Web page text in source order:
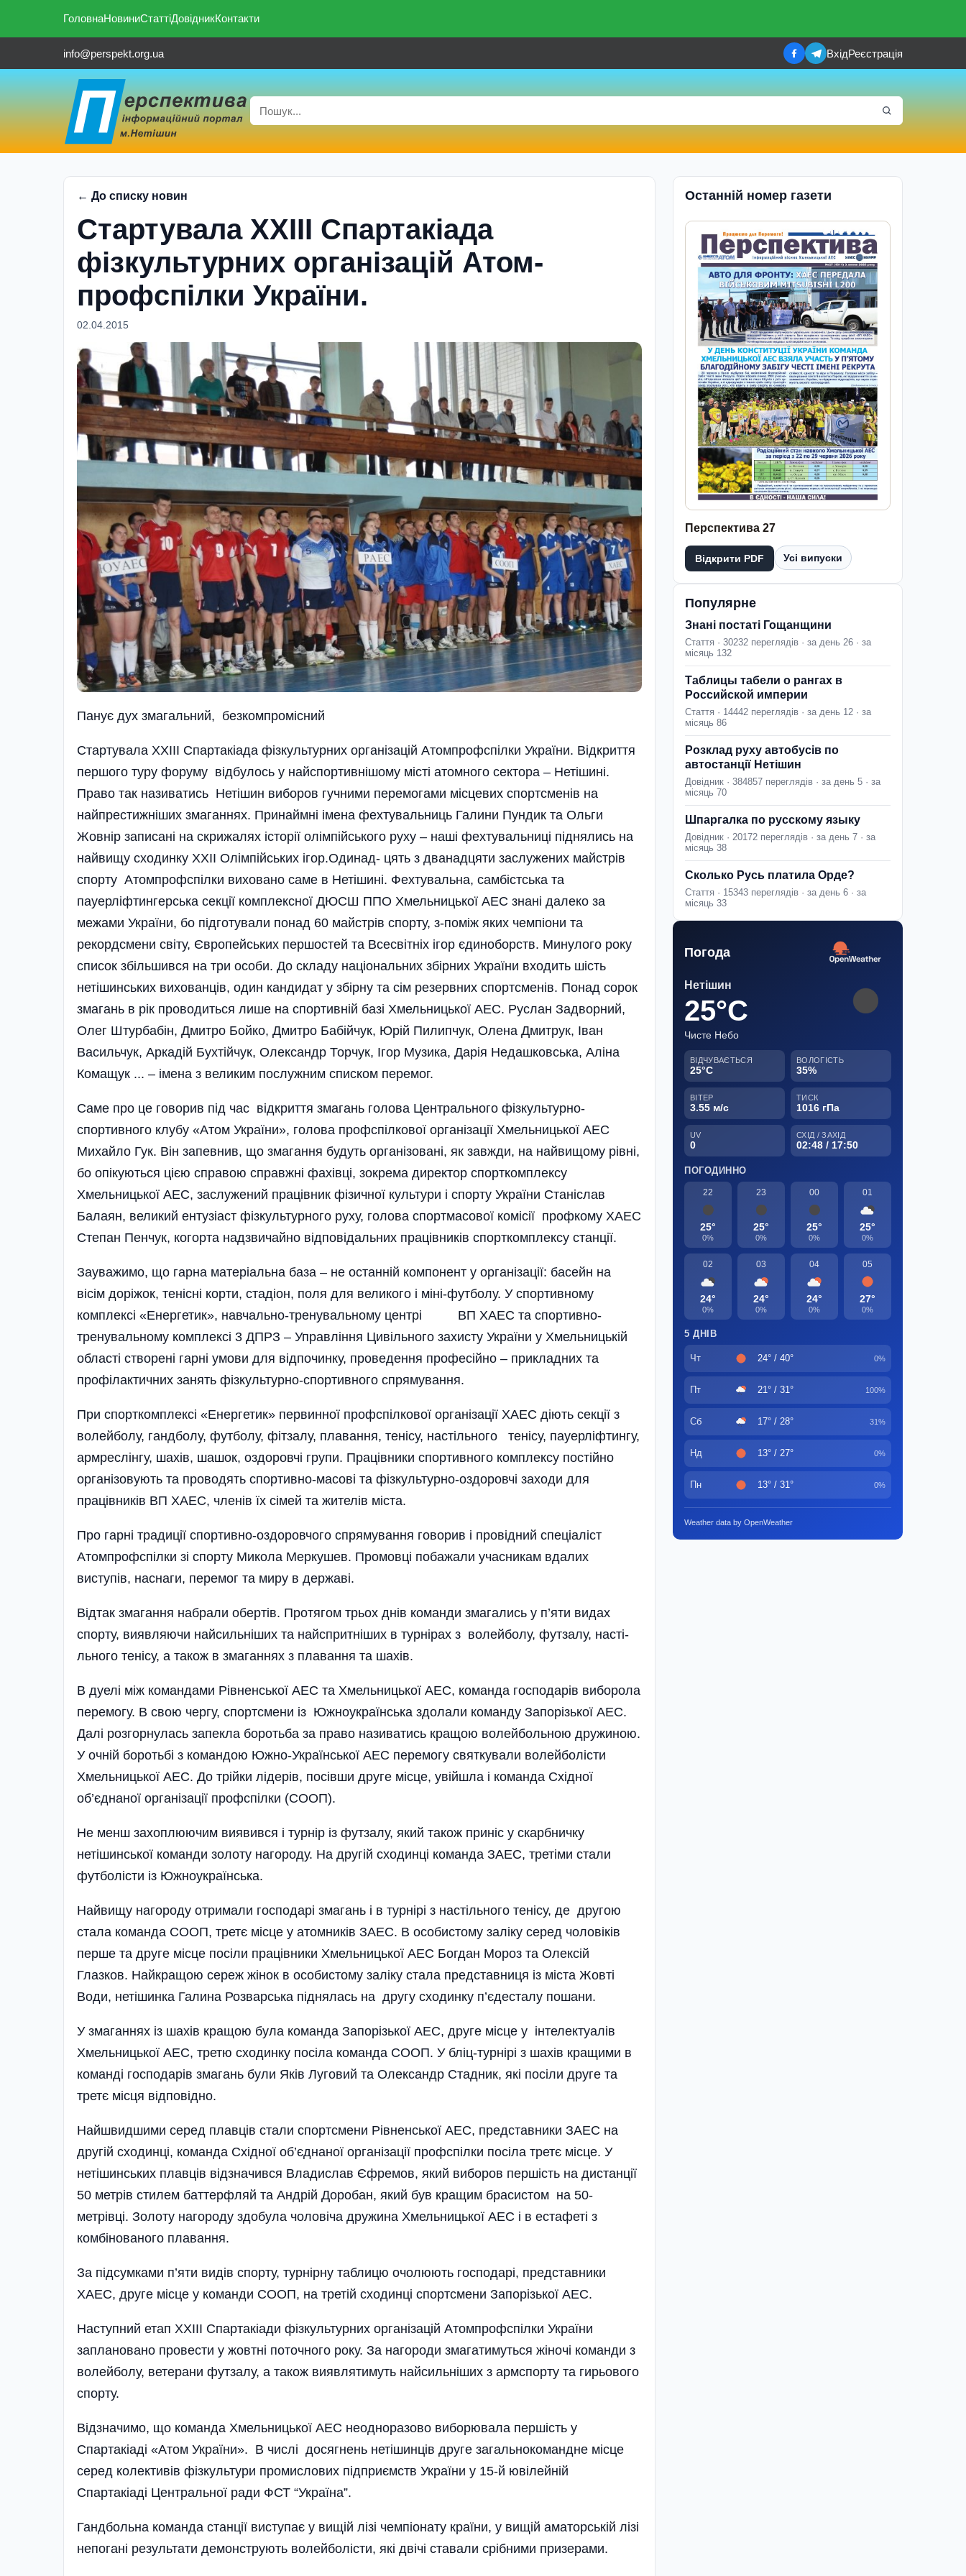
ГоловнаНовиниСтаттіДовідникКонтакти
info@perspekt.org.ua ВхідРеєстрація
← До списку новин
Стартувала ХХІІІ Спартакіада
фізкультурних організацій Атом­
профспілки України.
02.04.2015
Панує дух змагальний, безкомпромісний
Стартувала ХХІІІ Спартакіада фізкультурних організацій Атом­профспілки України. Відкриття
першого туру форуму відбулось у най­спортивнішому місті атомного сектора – Нетішині.
Право так називатись Нетішин виборов гучними перемогами місцевих спортсменів на
найпрестижніших змаганнях. Принаймні імена фехтувальниць Галини Пундик та Ольги
Жовнір записані на скрижалях історії олімпійського руху – наші фехтувальниці піднялись на
найвищу сходинку ХХII Олімпійських ігор.Одинад- цять з дванадцяти заслужених майстрів
спорту Атомпрофспілки виховано саме в Нетішині. Фехтувальна, самбістська та
пауерліфтингерська секції комплексної ДЮСШ ППО Хмельницької АЕС знані далеко за
межами України, бо підготували понад 60 майстрів спорту, з-поміж яких чемпіони та
рекордсмени світу, Європейських першостей та Все­світніх ігор єдиноборств. Минулого року
список збільшився на три особи. До складу національних збірних України входить шість
нетішинських вихованців, один кандидат у збірну та сім резервних спортсменів. Понад сорок
змагань в рік проводиться лише на спортивній базі Хмельницької АЕС. Руслан Задворний,
Олег Штурбабін, Дмитро Бойко, Дмитро Бабійчук, Юрій Пилипчук, Олена Дмитрук, Іван
Василь­чук, Аркадій Бухтійчук, Олександр Торчук, Ігор Музи­ка, Дарія Недаш­ковська, Аліна
Кома­щ­ук ... – імена з велики­м послужним списком перемог.
Саме про це говорив під час відкриття змагань голова Центрального фізкультурно-
спортивного клубу «Атом України», голова профспілкової ор­ганізації Хмельницької АЕС
Михайло Гук. Він запевнив, що змагання будуть орга­нізовані, як завжди, на найвищому рівні,
бо опікуються цією справою справжні фахівці, зокрема директор спорткомплексу
Хмельницької АЕС, заслужений працівник фізичної культури і спорту України Ста­ніс­лав
Балаян, великий ентузіаст фізкультурного руху, голова спортмасової комісії профкому ХАЕС
Степан Пенчук, когорта надзвичайно відповідальних працівників спорткомплексу станції.
Зауважимо, що гарна матеріальна база – не останній компонент у організації: басейн на
вісім доріжок, тенісні корти, стадіон, поля для великого і міні-футболу. У спортивному
комплексі «Енергетик», навчально-тренувальному центрі ВП ХАЕС та спор­тивно-
тренувальному комплексі 3 ДПРЗ – Управління Цивільного захисту України у Хме­льницькій
області створені гарні умови для відпочинку, проведення професійно – прикладних та
профілактичних занять фізкультурно-спортивного спрямування.
При спорткомплексі «Енергетик» первинної профспілкової організації ХАЕС діють секції з
волейболу, гандболу, футболу, фітзалу, плавання, тенісу, насті­ль­ного тенісу, пауерліфтингу,
армреслінгу, шахів, шашок, оздоровчі групи. Праців­ники спортивного комплексу пості­йно
організовують та проводять спортивно-масові та фізкультурно-оздоровчі заходи для
працівників ВП ХАЕС, членів їх сімей та жителів міста.
Про гарні традиції спортивно-оздоровчого спрямування говорив і провідний спеціаліст
Атомпроф­спілки зі спорту Микола Меркушев. Промовці побажали учасникам вдалих
виступів, наснаги, перемог та миру в державі.
Відтак змагання набрали обер­тів. Протягом трьох днів команди змагались у п’яти видах
спорту, виявляю­чи найсильніших та най­спритніших в турнірах з волейболу, футзалу, насті­
льного тенісу, а також в змаганнях з плавання та шахів.
В дуелі між командами Рів­ненської АЕС та Хмельницької АЕС, команда господарів виборола
перемогу. В свою чергу, спортсмени із Южноукраїнська здолали команду Запорі­зької АЕС.
Далі розгорнулась запекла боротьба за право нази­ватись кращою волейбольною дружиною.
У очній боротьбі з командою Южно-Української АЕС перемог­у святкували волейболісти
Хмельницької АЕС. До трійки лідерів, посівши друге місце, увій­шла і команда Східної
об’єднаної організації профспілки (СООП).
Не менш захоплюючим виявився і турнір із футзалу, який також приніс у скарбничку
нетішинської команди золоту нагороду. На другій сходинці команда ЗАЕС, третіми стали
футболісти із Южноукра­їн­ська.
Найвищу нагороду отримали господарі змагань і в турнірі з настільного тенісу, де другою
стала команда СООП, третє місце у атомників ЗАЕС. В особистому заліку серед чоловіків
перше та друге місце посіли працівники Хмельницької АЕС Богдан Мороз та Олексій
Глазков. Найкращою сереж жінок в особистому заліку стала представниця із міста Жовті
Води, нетішинка Галина Розварська піднялась на другу сходинку п’єдесталу пошани.
У змаганнях із шахів кращою була команда Запорізької АЕС, друге місце у інтелектуалів
Хмельницької АЕС, третю сходинку посіла команда СООП. У бліц-турнірі з шахів кращими в
команді господарів змагань були Яків Луговий та Олександр Стадник, які посіли друге та
третє місця відповідно.
Найшвидшими серед плавців стали спортсмени Рівненської АЕС, представники ЗАЕС на
другій сходинці, команда Східної об’єднаної організації профспілки посіла третє місце. У
нетішинських плавців від­значився Владислав Єфремов, який виборов першість на дистанції
50 метрів стилем баттерфляй та Андрій Доробан, який був кращим брасистом на 50-
метрівці. Золоту нагороду здобула чоловіча дружина Хмельницької АЕС і в естафеті з
комбінованого плавання.
За підсумками п’яти видів спорту, турнірну таблицю очолюють господарі, представники
ХАЕС, друге місце у команди СООП, на третій сходинці спортсмени Запорізької АЕС.
Наступний етап ХХІІІ Спартакіади фізкультурних ор­ганізацій Атом­профспілки України
заплановано провести у жовтні поточного року. За нагороди змагатимуться жіночі команди з
волейболу, ветерани футзалу, а також виявлятимуть найсильніших з армспорту та гирьового
спорту.
Відзначимо, що команда Хме­льницької АЕС неодноразово виборювала першість у
Спартакіа­ді «Атом України». В числі досягнень нетішинців друге загальнокомандне місце
серед колективів фізкультури промислових підприємств України у 15-й юві­лейній
Спартакіаді Центральної ради ФСТ “Україна”.
Гандбольна команда станції виступає у вищій лізі чемпіонату країни, у вищій аматорській лізі
непогані результати демонструють волейболісти, які двічі ставали срібними призерами.
Останній номер газети
Перспектива 27
Відкрити PDF Усі випуски
Популярне
Знані постаті Гощанщини
Стаття · 30232 переглядів · за день 26 · за
місяць 132
Таблицы табели о рангах в
Российской империи
Стаття · 14442 переглядів · за день 12 · за
місяць 86
Розклад руху автобусів по
автостанції Нетішин
Довідник · 384857 переглядів · за день 5 · за
місяць 70
Шпаргалка по русскому языку
Довідник · 20172 переглядів · за день 7 · за
місяць 38
Сколько Русь платила Орде?
Стаття · 15343 переглядів · за день 6 · за
місяць 33
Погода
Нетішин
25°C
Чисте Небо
ВІДЧУВАЄТЬСЯ
25°C
ВОЛОГІСТЬ
35%
ВІТЕР
3.55 м/с
ТИСК
1016 гПа
UV
0
СХІД / ЗАХІД
02:48 / 17:50
ПОГОДИННО
22
25°
0%
23
25°
0%
00
25°
0%
01
25°
0%
02
24°
0%
03
24°
0%
04
24°
0%
05
27°
0%
5 ДНІВ
Чт 24° / 40° 0%
Пт 21° / 31° 100%
Сб 17° / 28° 31%
Нд 13° / 27° 0%
Пн 13° / 31° 0%
Weather data by OpenWeather